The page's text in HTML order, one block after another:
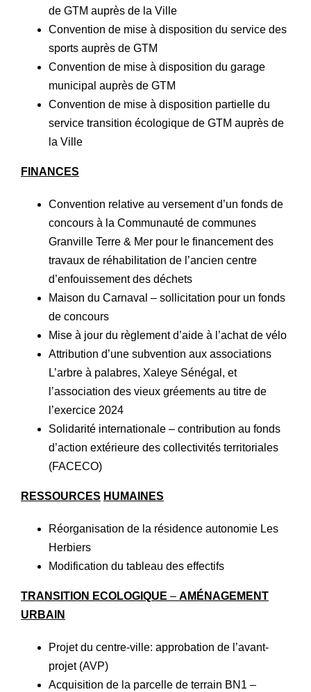
de GTM auprès de la Ville
Convention de mise à disposition du service des
sports auprès de GTM
Convention de mise à disposition du garage
municipal auprès de GTM
Convention de mise à disposition partielle du
service transition écologique de GTM auprès de
la Ville
FINANCES
Convention relative au versement d’un fonds de
concours à la Communauté de communes
Granville Terre & Mer pour le financement des
travaux de réhabilitation de l’ancien centre
d’enfouissement des déchets
Maison du Carnaval – sollicitation pour un fonds
de concours
Mise à jour du règlement d’aide à l’achat de vélo
Attribution d’une subvention aux associations
L’arbre à palabres, Xaleye Sénégal, et
l’association des vieux gréements au titre de
l’exercice 2024
Solidarité internationale – contribution au fonds
d’action extérieure des collectivités territoriales
(FACECO)
RESSOURCES HUMAINES
Réorganisation de la résidence autonomie Les
Herbiers
Modification du tableau des effectifs
TRANSITION ECOLOGIQUE – AMÉNAGEMENT
URBAIN
Projet du centre-ville: approbation de l’avant-
projet (AVP)
Acquisition de la parcelle de terrain BN1 –